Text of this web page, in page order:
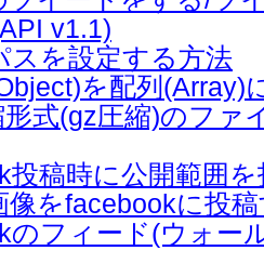
v1.1)
スを設定する方法
を配列(Array)
式(gz圧縮)のファ
投稿時に公開範囲
像をfacebookに投
のフィード(ウォー